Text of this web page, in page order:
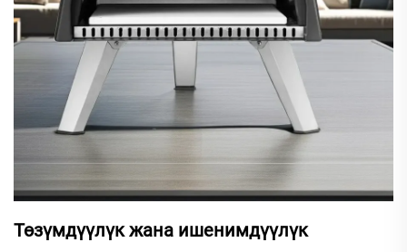
Төзүмдүүлүк жана ишенимдүүлүк